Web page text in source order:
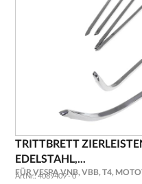
TRITTBRETT
EDELSTAHL,...
FÜR VESPA VNB, VBB, T4,
ArtNr.: 4089409 - 0